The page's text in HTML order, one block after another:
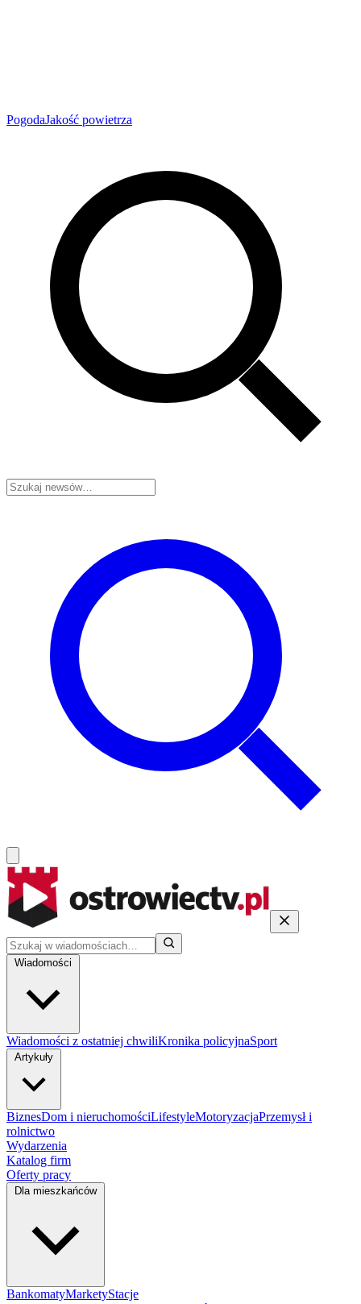
PogodaJakość powietrza
Wiadomości
Wiadomości z ostatniej chwiliKronika policyjnaSport
Artykuły
BiznesDom i nieruchomościLifestyleMotoryzacjaPrzemysł i
rolnictwo
Wydarzenia
Katalog firm
Oferty pracy
Dla mieszkańców
BankomatyMarketyStacje